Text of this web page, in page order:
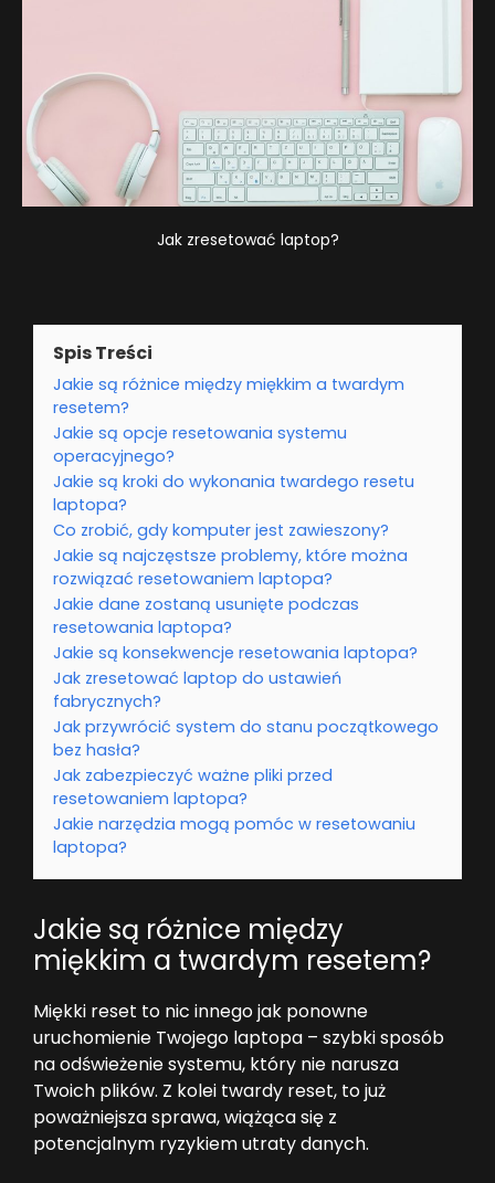
Jak zresetować laptop?
Spis Treści
Jakie są różnice między miękkim a twardym
resetem?
Jakie są opcje resetowania systemu
operacyjnego?
Jakie są kroki do wykonania twardego resetu
laptopa?
Co zrobić, gdy komputer jest zawieszony?
Jakie są najczęstsze problemy, które można
rozwiązać resetowaniem laptopa?
Jakie dane zostaną usunięte podczas
resetowania laptopa?
Jakie są konsekwencje resetowania laptopa?
Jak zresetować laptop do ustawień
fabrycznych?
Jak przywrócić system do stanu początkowego
bez hasła?
Jak zabezpieczyć ważne pliki przed
resetowaniem laptopa?
Jakie narzędzia mogą pomóc w resetowaniu
laptopa?
Jakie są różnice między
miękkim a twardym resetem?
Miękki reset to nic innego jak ponowne
uruchomienie Twojego laptopa – szybki sposób
na odświeżenie systemu, który nie narusza
Twoich plików. Z kolei twardy reset, to już
poważniejsza sprawa, wiążąca się z
potencjalnym ryzykiem utraty danych.